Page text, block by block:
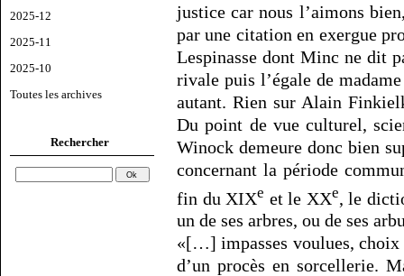
2025-12
2025-11
2025-10
Toutes les archives
Rechercher
justice car nous l’aimons
par une citation en exergue
Lespinasse dont Minc ne dit
rivale puis l’égale de
autant. Rien sur Alain
Du point de vue culturel,
Winock demeure donc bien
concernant la période
fin du XIXe et le XXe, le
un de ses arbres, ou de ses
«[…] impasses voulues,
d’un procès en sorcellerie.